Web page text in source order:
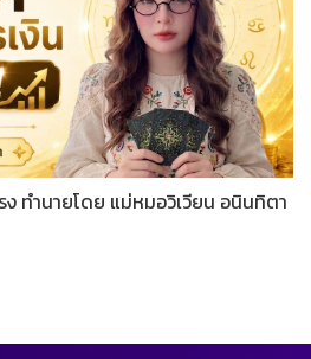
ง ทำนายโดย แม่หมอวิเวียน อนินทิตา